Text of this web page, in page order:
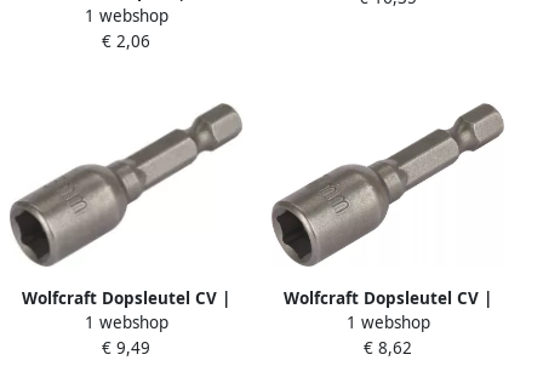
dopsleutel | 6mm (1 4) | L
50mm | 1 stuk 1579000
1 webshop
€ 2,06
Wolfcraft Dopsleutel CV |
L=50 mm | SW 8 | 1 stuk
1378000
1 webshop
€ 9,49
Wolfcraft Dopsleutel CV |
L=50 mm | SW 7 | 1 stuk
1376000
1 webshop
€ 8,62